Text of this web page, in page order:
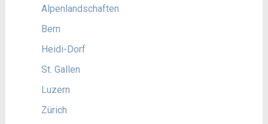
Alpenlandschaften
Bern
Heidi-Dorf
St. Gallen
Luzern
Zürich